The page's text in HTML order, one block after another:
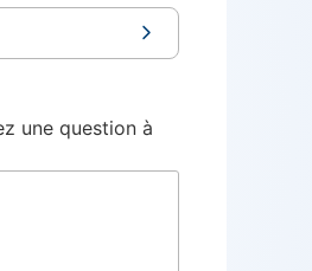
une question à